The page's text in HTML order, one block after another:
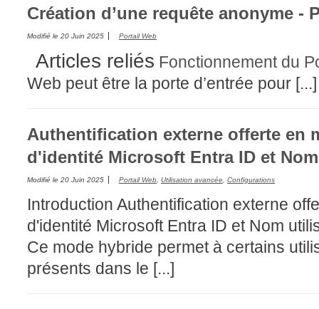
Création d’une requête anonyme -
Modifié le 20 Juin 2025 Portail Web
Articles reliés Fonctionnement du
Web peut être la porte d’entrée pour [...]
Authentification externe offerte en
d'identité Microsoft Entra ID et
Modifié le 20 Juin 2025 Portail Web, Utilisation avancée, Configurations
Introduction Authentification externe
d'identité Microsoft Entra ID et Nom
Ce mode hybride permet à certains
présents dans le [...]